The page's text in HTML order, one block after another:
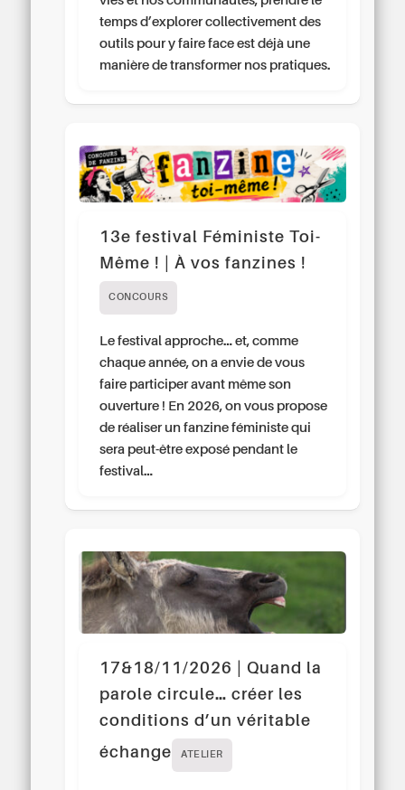
temps d’explorer collectivement des
outils pour y faire face est déjà une
manière de transformer nos pratiques.
13e festival Féministe Toi-
Même ! | À vos fanzines !
CONCOURS
Le festival approche… et, comme
chaque année, on a envie de vous
faire participer avant même son
ouverture ! En 2026, on vous propose
de réaliser un fanzine féministe qui
sera peut-être exposé pendant le
festival…
17&18/11/2026 | Quand la
parole circule… créer les
conditions d’un véritable
échange
ATELIER